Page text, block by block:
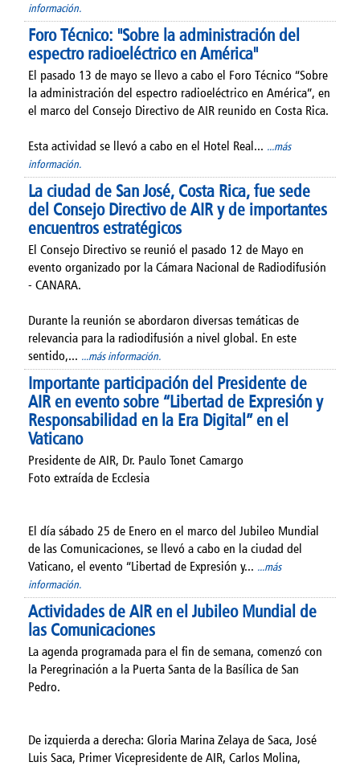
información.
Foro Técnico: "Sobre la administración del
espectro radioeléctrico en América"
El pasado 13 de mayo se llevo a cabo el Foro Técnico “Sobre
la administración del espectro radioeléctrico en América”, en
el marco del Consejo Directivo de AIR reunido en Costa Rica.
Esta actividad se llevó a cabo en el Hotel Real... ...más
información.
La ciudad de San José, Costa Rica, fue sede
del Consejo Directivo de AIR y de importantes
encuentros estratégicos
El Consejo Directivo se reunió el pasado 12 de Mayo en
evento organizado por la Cámara Nacional de Radiodifusión
- CANARA.
Durante la reunión se abordaron diversas temáticas de
relevancia para la radiodifusión a nivel global. En este
sentido,... ...más información.
Importante participación del Presidente de
AIR en evento sobre “Libertad de Expresión y
Responsabilidad en la Era Digital” en el
Vaticano
Presidente de AIR, Dr. Paulo Tonet Camargo
Foto extraída de Ecclesia
El día sábado 25 de Enero en el marco del Jubileo Mundial
de las Comunicaciones, se llevó a cabo en la ciudad del
Vaticano, el evento “Libertad de Expresión y... ...más
información.
Actividades de AIR en el Jubileo Mundial de
las Comunicaciones
La agenda programada para el fin de semana, comenzó con
la Peregrinación a la Puerta Santa de la Basílica de San
Pedro.
De izquierda a derecha: Gloria Marina Zelaya de Saca, José
Luis Saca, Primer Vicepresidente de AIR, Carlos Molina,